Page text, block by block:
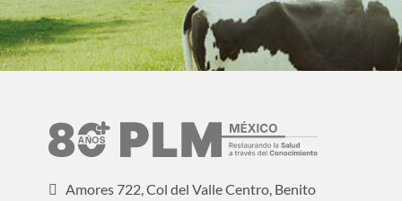
Amores 722, Col del Valle Centro, Benito